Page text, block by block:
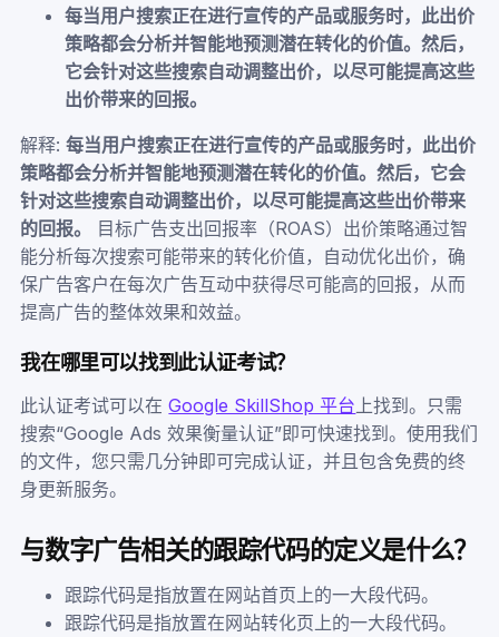
每当用户搜索正在进行宣传的产品或服务时，此出价
策略都会分析并智能地预测潜在转化的价值。然后，
它会针对这些搜索自动调整出价，以尽可能提高这些
出价带来的回报。
解释:每当用户搜索正在进行宣传的产品或服务时，此出价
策略都会分析并智能地预测潜在转化的价值。然后，它会
针对这些搜索自动调整出价，以尽可能提高这些出价带来
的回报。
目标广告支出回报率（ROAS）出价策略通过智
能分析每次搜索可能带来的转化价值，自动优化出价，确
保广告客户在每次广告互动中获得尽可能高的回报，从而
提高广告的整体效果和效益。
我在哪里可以找到此认证考试？
此认证考试可以在Google SkillShop 平台 上找到。只需
搜索“Google Ads 效果衡量认证”即可快速找到。使用我们
的文件，您只需几分钟即可完成认证，并且包含免费的终
身更新服务。
与数字广告相关的跟踪代码的定义是什么？
跟踪代码是指放置在网站首页上的一大段代码。
跟踪代码是指放置在网站转化页上的一大段代码。